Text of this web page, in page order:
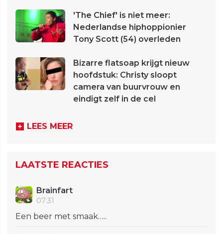
'The Chief' is niet meer:
Nederlandse hiphoppionier
Tony Scott (54) overleden
Bizarre flatsoap krijgt nieuw
hoofdstuk: Christy sloopt
camera van buurvrouw en
eindigt zelf in de cel
LEES MEER
LAATSTE REACTIES
Brainfart
07:31
Een beer met smaak…..